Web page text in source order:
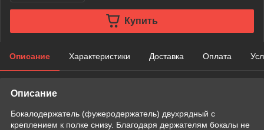
Купить
Описание Характеристики Доставка Оплата
Описание
Бокалодержатель (фужеродержатель) двухрядный с
креплением к полке снизу. Благодаря держателям бокалы не